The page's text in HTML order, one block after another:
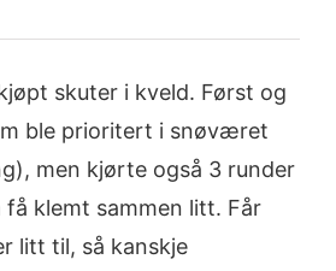
skuter i kveld. Først og
ble prioritert i snøværet
men kjørte også 3 runder
klemt sammen litt. Får
litt til, så kanskje